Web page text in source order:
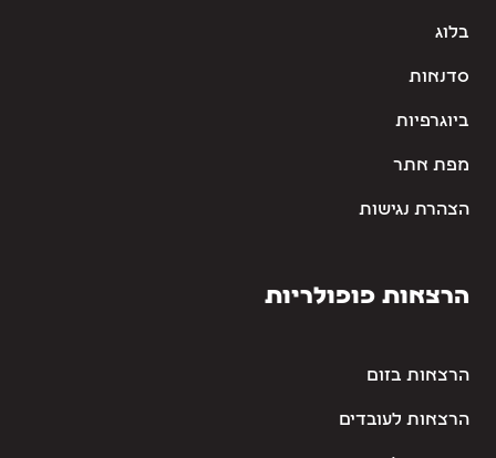
בלוג
סדנאות
ביוגרפיות
מפת אתר
הצהרת נגישות
הרצאות פופולריות
הרצאות בזום
הרצאות לעובדים